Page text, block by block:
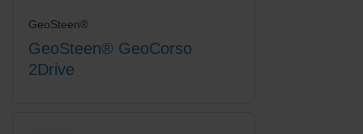
GeoSteen®
GeoSteen® GeoCorso
2Drive